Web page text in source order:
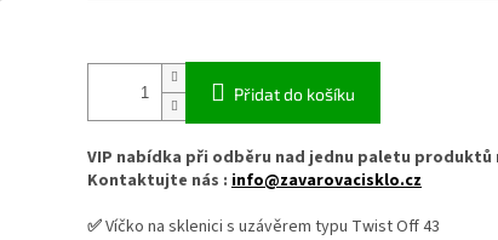
Přidat do košíku
VIP nabídka při odběru nad jednu paletu
Kontaktujte nás : info@zavarovacisklo.cz
✅Víčko na sklenici s uzávěrem typu Twist Off 43